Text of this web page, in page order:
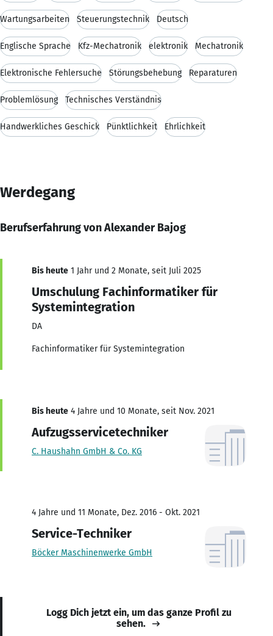
Wartungsarbeiten Steuerungstechnik Deutsch
Englische Sprache Kfz-Mechatronik elektronik Mechatronik
Elektronische Fehlersuche Störungsbehebung Reparaturen
Problemlösung Technisches Verständnis
Handwerkliches Geschick Pünktlichkeit Ehrlichkeit
Werdegang
Berufserfahrung von Alexander Bajog
Bis heute 1 Jahr und 2 Monate, seit Juli 2025
Umschulung Fachinformatiker für
Systemintegration
DA
Fachinformatiker für Systemintegration
Bis heute 4 Jahre und 10 Monate, seit Nov. 2021
Aufzugsservicetechniker
C. Haushahn GmbH & Co. KG
4 Jahre und 11 Monate, Dez. 2016 - Okt. 2021
Service-Techniker
Böcker Maschinenwerke GmbH
Logg Dich jetzt ein, um das ganze Profil zu
sehen.